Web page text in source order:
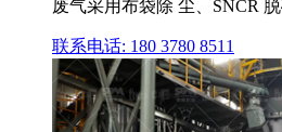
废气采用布袋除 尘、SNCR
联系电话: 180 3780 8511